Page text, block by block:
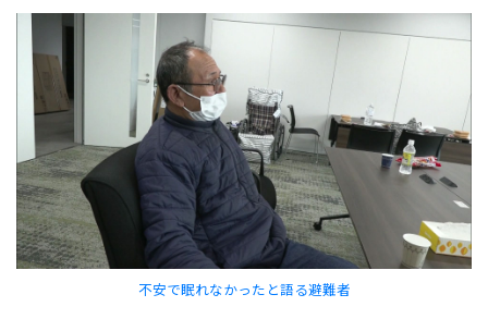
不安で眠れなかったと語る避難者